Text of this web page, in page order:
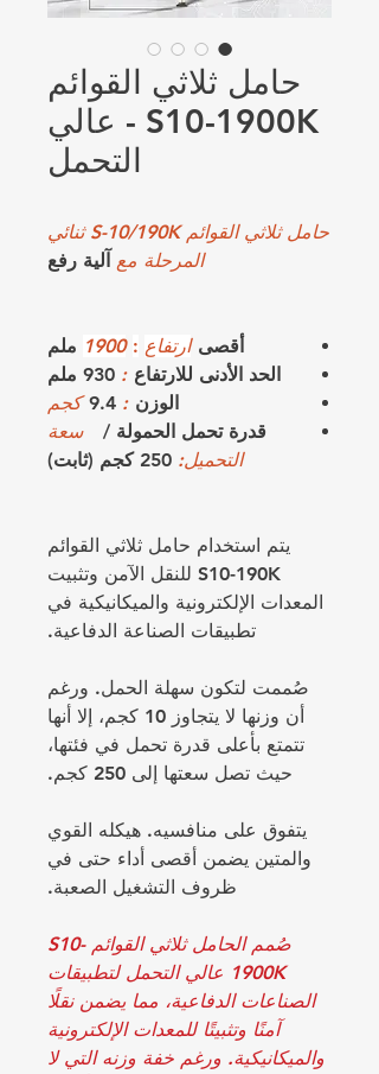
حامل ثلاثي القوائم
S10-1900K - عالي
التحمل
حامل ثلاثي القوائم S-10/190K ثنائي
المرحلة مع آلية رفع
أقصى ارتفاع :
1900 ملم
الحد الأدنى للارتفاع : 930 ملم
الوزن :
كجم
قدرة تحمل الحمولة /
سعة
التحميل: 250 كجم (ثابت)
يتم استخدام حامل ثلاثي القوائم
S10-190K للنقل الآمن وتثبيت
المعدات الإلكترونية والميكانيكية في
تطبيقات الصناعة الدفاعية.
صُممت لتكون سهلة الحمل. ورغم
أن وزنها لا يتجاوز 10 كجم، إلا أنها
تتمتع بأعلى قدرة تحمل في فئتها،
حيث تصل سعتها إلى 250 كجم.
يتفوق على منافسيه. هيكله القوي
والمتين يضمن أقصى أداء حتى في
ظروف التشغيل الصعبة.
صُمم الحامل ثلاثي القوائم S10-
1900K عالي التحمل لتطبيقات
الصناعات الدفاعية، مما يضمن نقلًا
آمنًا وتثبيتًا للمعدات الإلكترونية
والميكانيكية. ورغم خفة وزنه التي لا